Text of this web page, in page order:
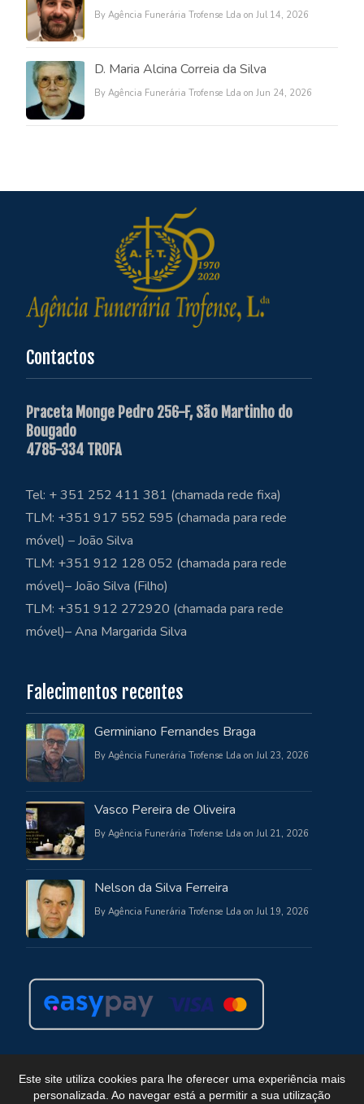
Este site utiliza cookies para lhe oferecer uma experiência mais
personalizada. Ao navegar está a permitir a sua utilização
By Agência Funerária Trofense Lda on Jul 14, 2026
D. Maria Alcina Correia da Silva
By Agência Funerária Trofense Lda on Jun 24, 2026
Contactos
Praceta Monge Pedro 256-F, São Martinho do
Bougado
4785-334 TROFA
Tel: + 351 252 411 381 (chamada rede fixa)
TLM: +351 917 552 595 (chamada para rede
móvel) – João Silva
TLM: +351 912 128 052 (chamada para rede
móvel)– João Silva (Filho)
TLM: +351 912 272920 (chamada para rede
móvel)– Ana Margarida Silva
Falecimentos recentes
Germiniano Fernandes Braga
By Agência Funerária Trofense Lda on Jul 23, 2026
Vasco Pereira de Oliveira
By Agência Funerária Trofense Lda on Jul 21, 2026
Nelson da Silva Ferreira
By Agência Funerária Trofense Lda on Jul 19, 2026